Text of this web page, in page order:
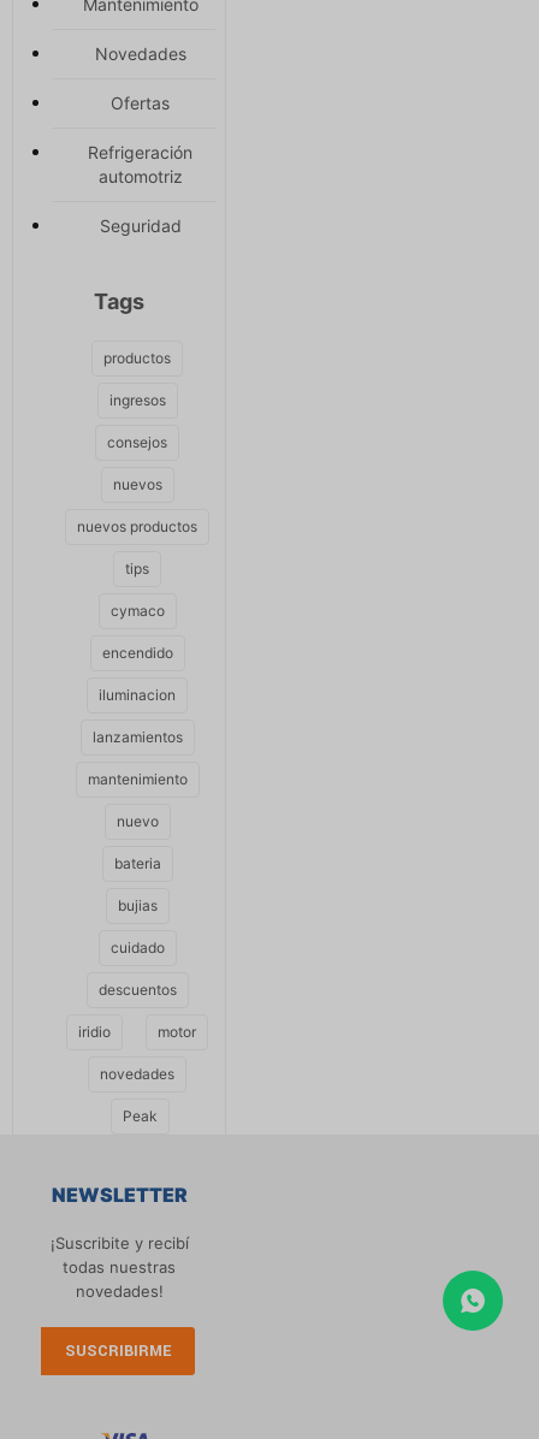
Novedades
Ofertas
Refrigeración
automotriz
Seguridad
Tags
productos
ingresos
consejos
nuevos
nuevos productos
tips
cymaco
encendido
iluminacion
lanzamientos
mantenimiento
nuevo
bateria
bujias
cuidado
descuentos
iridio motor
novedades
Peak
NEWSLETTER
¡Suscribite y recibí
todas nuestras
novedades!
SUSCRIBIRME